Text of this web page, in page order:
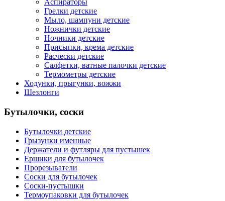
Аспираторы
Грелки детские
Мыло, шампуни детские
Ножнички детские
Ночники детские
Присыпки, крема детские
Расчески детские
Салфетки, ватные палочки детские
Термометры детские
Ходунки, прыгунки, вожжи
Шезлонги
Бутылочки, соски
Бутылочки детские
Грызунки именные
Держатели и футляры для пустышек
Ершики для бутылочек
Прорезыватели
Соски для бутылочек
Соски-пустышки
Термоупаковки для бутылочек